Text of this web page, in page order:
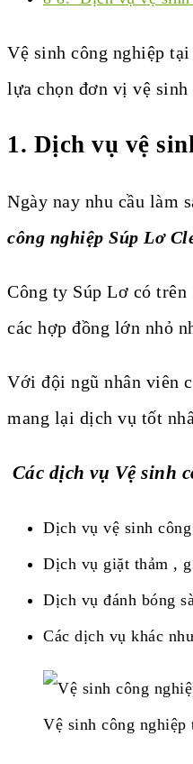
Vệ sinh công nghiệp
lựa chọn đơn vị vệ
1. Dịch vụ vệ
Ngày nay nhu cầu làm
công nghiệp Súp Lơ
Công ty Súp Lơ có
các hợp đồng lớn nhỏ
Với đội ngũ nhân viên
mang lại dịch vụ tốt
Các dịch vụ Vệ sinh
Dịch vụ vệ sinh
Dịch vụ giặt thảm ,
Dịch vụ đánh bóng
Các dịch vụ khác
Vệ sinh công